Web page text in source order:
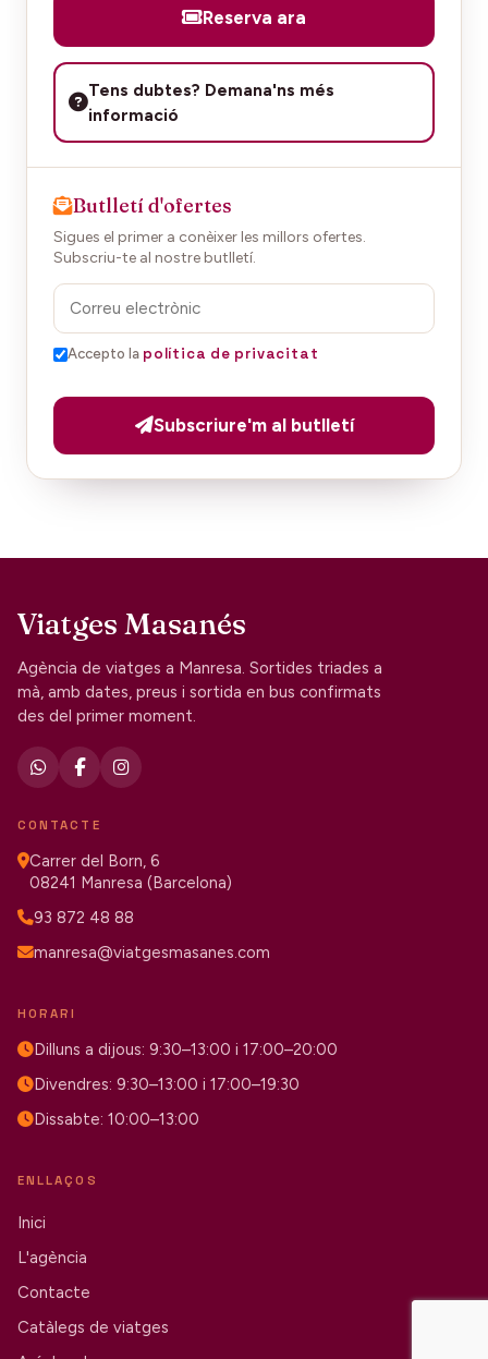
Reserva ara
Tens dubtes? Demana'ns més
informació
Butlletí d'ofertes
Sigues el primer a conèixer les millors ofertes.
Subscriu-te al nostre butlletí.
Accepto la política de privacitat
Subscriure'm al butlletí
Viatges Masanés
Agència de viatges a Manresa. Sortides triades a
mà, amb dates, preus i sortida en bus confirmats
des del primer moment.
CONTACTE
Carrer del Born, 6
08241 Manresa (Barcelona)
93 872 48 88
manresa@viatgesmasanes.com
HORARI
Dilluns a dijous: 9:30–13:00 i 17:00–20:00
Divendres: 9:30–13:00 i 17:00–19:30
Dissabte: 10:00–13:00
ENLLAÇOS
Inici
L'agència
Contacte
Catàlegs de viatges